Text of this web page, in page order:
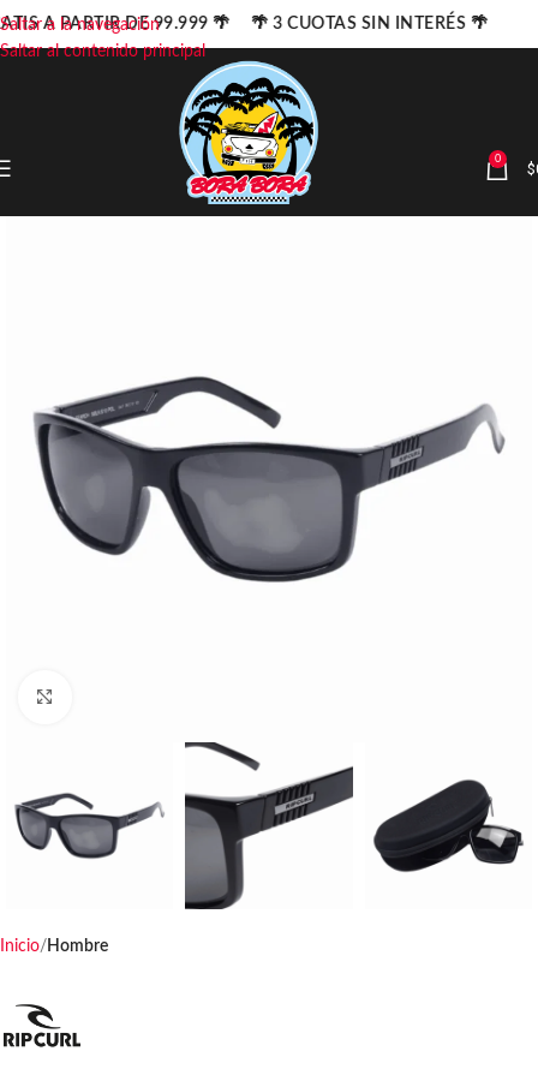
Saltar a la navegación
Saltar al contenido principal
0 $
Inicio Hombre
A PARTIR DE 99.999 🌴 🌴 3 CUOTAS SIN INTERÉS 🌴